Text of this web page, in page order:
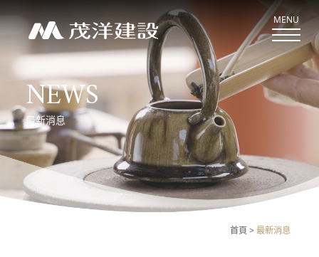
MENU
關於茂洋
ABOUT US
新案鑑賞
CASE
NEWS
最新消息
首頁 最新消息